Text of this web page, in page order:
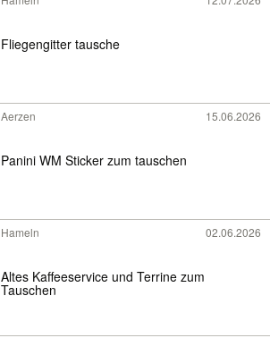
Fliegengitter tausche
Aerzen 15.06.2026
Panini WM Sticker zum tauschen
Hameln 02.06.2026
Altes Kaffeeservice und Terrine zum
Tauschen